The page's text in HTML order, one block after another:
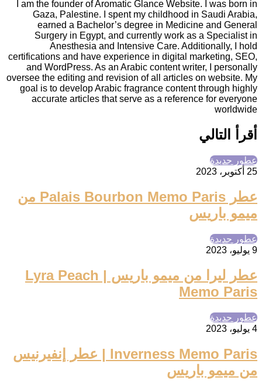
I am the founder of Aromatic Glance Website. I was born in
Gaza, Palestine. I spent my childhood in Saudi Arabia,
earned a Bachelor’s degree in Medicine and General
Surgery in Egypt, and currently work as a Specialist in
Anesthesia and Intensive Care. Additionally, I hold
certifications and have experience in digital marketing, SEO,
and WordPress. As an Arabic content writer, I personally
oversee the editing and revision of all articles on website. My
goal is to develop Arabic fragrance content through highly
accurate articles that serve as a reference for everyone
worldwide
أقرأ التالي
عطور جديدة
25 أكتوبر، 2023
عطر Palais Bourbon Memo Paris من
ميمو باريس
عطور جديدة
9 يوليو، 2023
عطر ليرا من ميمو باريس | Lyra Peach
Memo Paris
عطور جديدة
4 يوليو، 2023
Inverness Memo Paris | عطر إنفيرنيس
من ميمو باريس